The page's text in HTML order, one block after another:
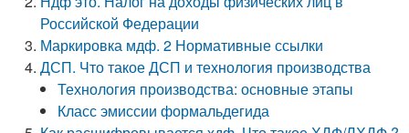
Российской Федерации
Маркировка мдф. 2 Нормативные ссылки
ДСП. Что такое ДСП и технология производства
Технология производства: основные этапы
Класс эмиссии формальдегида